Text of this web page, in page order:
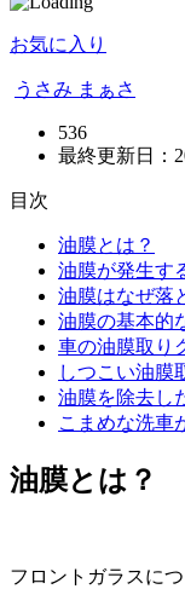
お気に入り
うさみ まぁさ
536
最終更新日：
目次
油膜とは？
油膜が発生す
油膜はなぜ落
油膜の基本的
車の油膜取り
しつこい油膜
油膜を除去し
こまめな洗車
油膜とは？
フロントガラスに